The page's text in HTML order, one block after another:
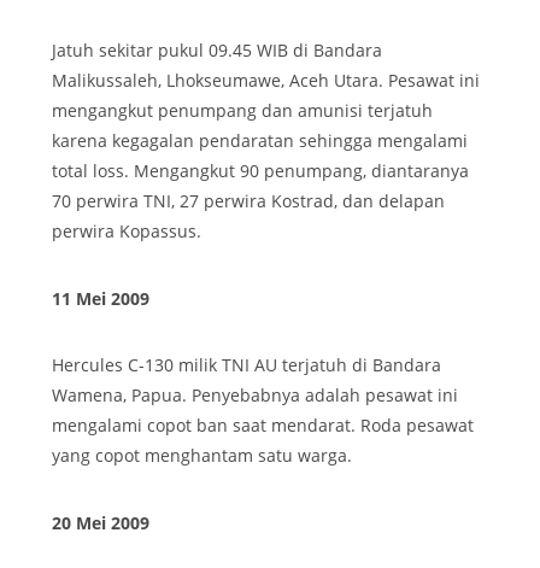
Jatuh sekitar pukul 09.45 WIB di Bandara
Malikussaleh, Lhokseumawe, Aceh Utara. Pesawat ini
mengangkut penumpang dan amunisi terjatuh
karena kegagalan pendaratan sehingga mengalami
total loss. Mengangkut 90 penumpang, diantaranya
70 perwira TNI, 27 perwira Kostrad, dan delapan
perwira Kopassus.
11 Mei 2009
Hercules C-130 milik TNI AU terjatuh di Bandara
Wamena, Papua. Penyebabnya adalah pesawat ini
mengalami copot ban saat mendarat. Roda pesawat
yang copot menghantam satu warga.
20 Mei 2009